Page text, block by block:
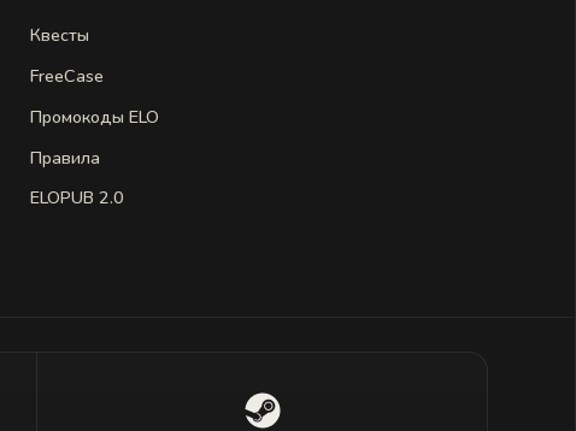
Квесты
FreeCase
Промокоды ELO
Правила
ELOPUB 2.0